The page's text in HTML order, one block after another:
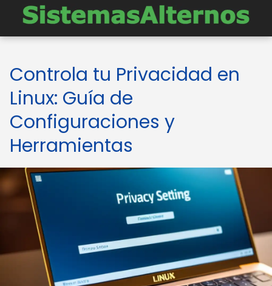
Controla tu Privacidad en
Linux: Guía de
Configuraciones y
Herramientas